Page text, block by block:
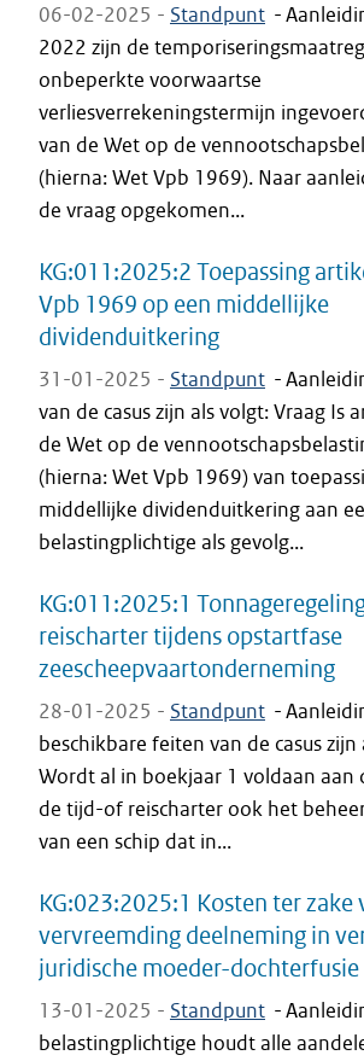
06-02-2025 - Standpunt -
2022 zijn de
onbeperkte voorwaartse
verliesverrekeningstermijn
van de Wet op de
(hierna: Wet Vpb 1969). Naar
de vraag opgekomen...
KG:011:2025:2 Toepassing
Vpb 1969 op een middellijke
dividenduitkering
31-01-2025 - Standpunt -
van de casus zijn als volgt: Vraag Is
de Wet op de
(hierna: Wet Vpb 1969) van
middellijke dividenduitkering aan
belastingplichtige als gevolg...
KG:011:2025:1
reischarter tijdens opstartfase
zeescheepvaartonderneming
28-01-2025 - Standpunt -
beschikbare feiten van de casus zijn
Wordt al in boekjaar 1 voldaan aan
de tijd-of reischarter ook het
van een schip dat in...
KG:023:2025:1 Kosten ter zake
vervreemding deelneming in
juridische moeder-dochterfusie
13-01-2025 - Standpunt -
belastingplichtige houdt alle